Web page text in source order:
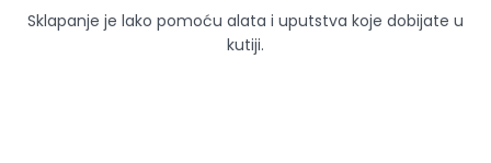
Sklapanje je lako pomoću alata i uputstva koje dobijate u
kutiji.